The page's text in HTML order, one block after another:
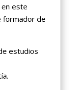
este
formador de
estudios